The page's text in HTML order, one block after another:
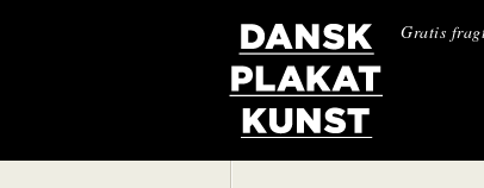
Gratis